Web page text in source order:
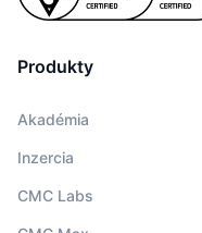
Produkty
Akadémia
Inzercia
CMC Labs